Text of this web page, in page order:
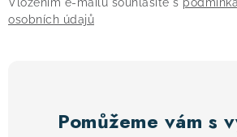
osobních údajů
Pomůžeme vám s